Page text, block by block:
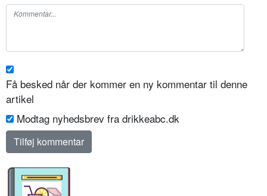
Få besked når der kommer en ny kommentar til denne
artikel
Modtag nyhedsbrev fra drikkeabc.dk